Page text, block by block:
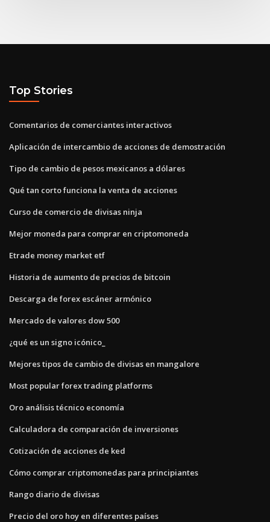
Top Stories
Comentarios de comerciantes interactivos
Aplicación de intercambio de acciones de demostración
Tipo de cambio de pesos mexicanos a dólares
Qué tan corto funciona la venta de acciones
Curso de comercio de divisas ninja
Mejor moneda para comprar en criptomoneda
Etrade money market etf
Historia de aumento de precios de bitcoin
Descarga de forex escáner armónico
Mercado de valores dow 500
¿qué es un signo icónico_
Mejores tipos de cambio de divisas en mangalore
Most popular forex trading platforms
Oro análisis técnico economía
Calculadora de comparación de inversiones
Cotización de acciones de ked
Cómo comprar criptomonedas para principiantes
Rango diario de divisas
Precio del oro hoy en diferentes países